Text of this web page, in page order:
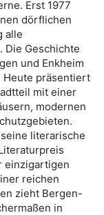
Erst 1977
dörflichen
alle
Die Geschichte
und Enkheim
Heute präsentiert
mit einer
modernen
literarische
einzigartigen
reichen
zieht Bergen-
in